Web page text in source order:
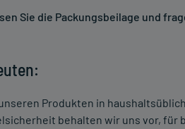
Sie die Packungsbeilage und
Produkten in
behalten wir uns vor,